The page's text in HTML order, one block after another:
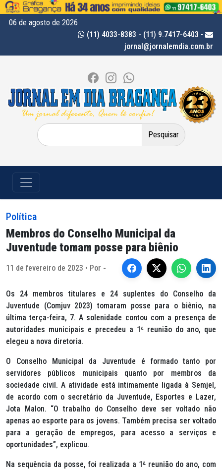
06 de agosto de 2026
(11) 4033-8383 - (11) 9.7417-6403 -
jornal@jornalemdia.com.br
Pesquisar
por:
Política
Membros do Conselho Municipal da
Juventude tomam posse para biênio
11 de fevereiro de 2023 • Por -
Os 24 membros titulares e 24 suplentes do Conselho da
Juventude (Comjuv 2023) tomaram posse para o biênio, na
última terça-feira, 7. A solenidade contou com a presença de
autoridades municipais e precedeu a 1ª reunião do ano, que
elegeu a nova diretoria.
O Conselho Municipal da Juventude é formado tanto por
servidores públicos municipais quanto por membros da
sociedade civil. A atividade está intimamente ligada à Semjel,
de acordo com o secretário da Juventude, Esportes e Lazer,
Jota Malon. “O trabalho do Conselho deve ser voltado não
apenas ao esporte para os jovens. Também precisa ser voltado
para a geração de empregos, para acesso a serviços e
oportunidades”, explicou.
Na sequência da posse, foi realizada a 1ª reunião do ano, com